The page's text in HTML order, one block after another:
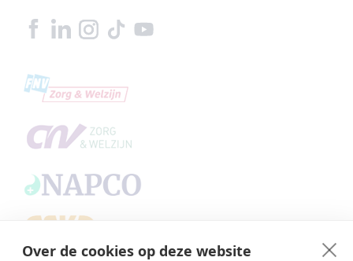
Over de cookies op deze website